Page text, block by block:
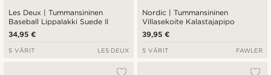
Les Deux | Tummansininen
Baseball Lippalakki Suede II
34,95 €
5 VÄRIT LES DEUX
Nordic | Tummansininen
Villasekoite Kalastajapipo
39,95 €
5 VÄRIT FAWLER